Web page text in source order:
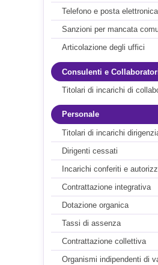
Telefono e posta elettronica
Sanzioni per mancata
Articolazione degli uffici
Consulenti e
Titolari di incarichi di
Personale
Titolari di incarichi
Dirigenti cessati
Incarichi conferiti e
Contrattazione integrativa
Dotazione organica
Tassi di assenza
Contrattazione collettiva
Organismi indipendenti di